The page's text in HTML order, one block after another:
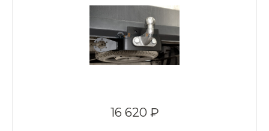
16 620 ₽